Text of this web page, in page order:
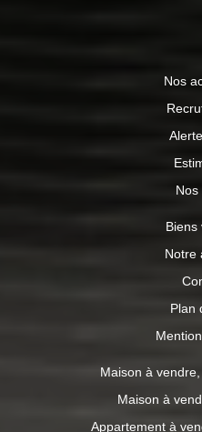
Nos
Nos
Biens
Notre
Plan
Maison à
Maison à
Appartement à